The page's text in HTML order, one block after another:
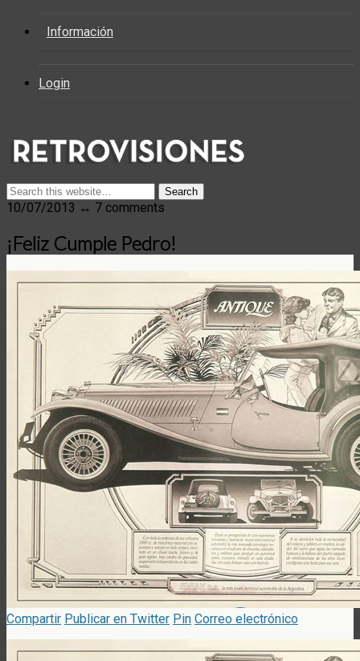
Información
Login
10/07/2013 ↔ 7 comments
¡Feliz Cumple Pedro!
Compartir Publicar en Twitter Pin Correo electrónico